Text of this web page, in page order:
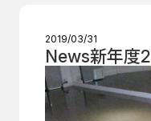
2019/03/31
News新年度2